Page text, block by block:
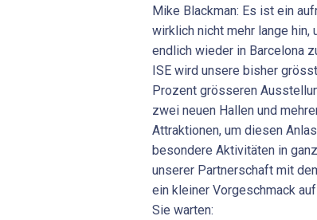
Mike Blackman: Es ist ein
wirklich nicht mehr lange hin,
endlich wieder in Barcelona
ISE wird unsere bisher
Prozent grösseren
zwei neuen Hallen und
Attraktionen, um diesen
besondere Aktivitäten in
unserer Partnerschaft mit
ein kleiner Vorgeschmack
Sie warten: